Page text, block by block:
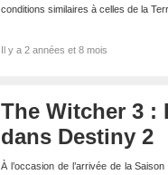
conditions similaires à celles de la
Il y a 2 années et 8 mois
The Witcher 3 :
dans Destiny 2
À l’occasion de l’arrivée de la